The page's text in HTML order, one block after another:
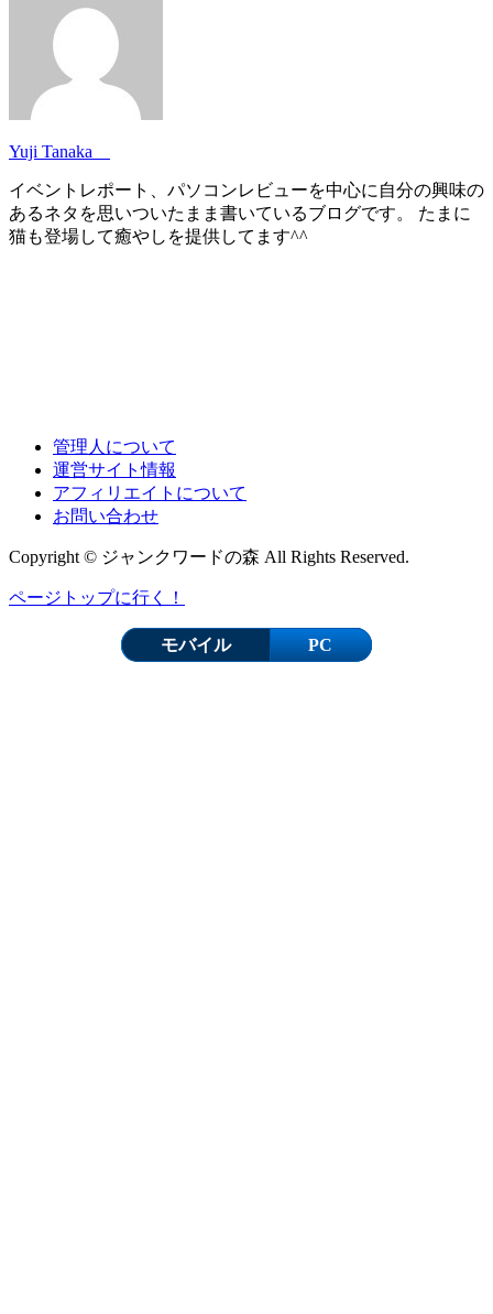
Yuji Tanaka
イベントレポート、パソコンレビューを中心に自分の興味の
あるネタを思いついたまま書いているブログです。 たまに
猫も登場して癒やしを提供してます^^
管理人について
運営サイト情報
アフィリエイトについて
お問い合わせ
Copyright © ジャンクワードの森 All Rights Reserved.
ページトップに行く！
モバイル PC